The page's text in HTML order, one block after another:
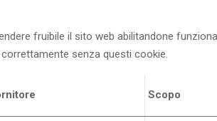
fruibile il sito web abilitandone
senza questi cookie.
Scopo